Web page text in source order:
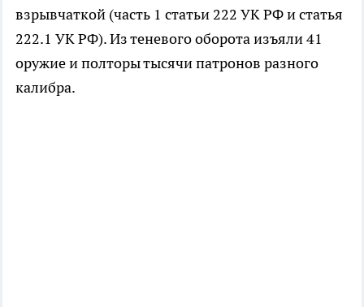
взрывчаткой (часть 1 статьи 222 УК РФ и статья
222.1 УК РФ). Из теневого оборота изъяли 41
оружие и полторы тысячи патронов разного
калибра.